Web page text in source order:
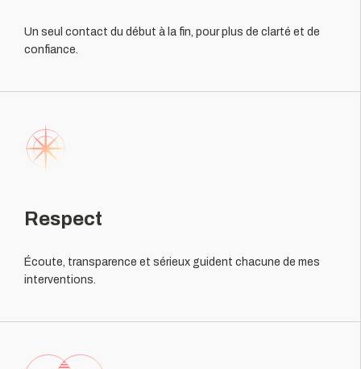
Un seul contact du début à la fin, pour plus de clarté et de
confiance.
Respect
Écoute, transparence et sérieux guident chacune de mes
interventions.